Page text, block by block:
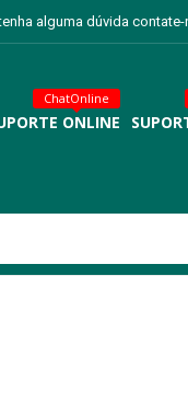
alguma dúvida contate-
ONLINE
ChatOnline